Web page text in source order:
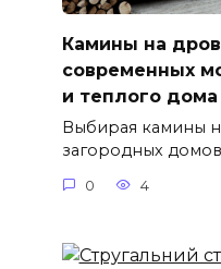
Камины на
современных
и теплого дома
Выбирая камины
загородных домов
0 4